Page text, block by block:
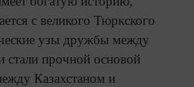
с великого Тюркского
узы дружбы между
прочной основой
Казахстаном и